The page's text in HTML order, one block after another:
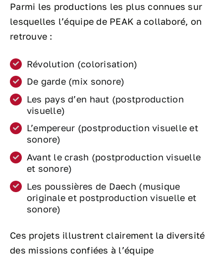
Parmi les productions les plus connues sur
lesquelles l’équipe de PEAK a collaboré, on
retrouve :
Révolution (colorisation)
De garde (mix sonore)
Les pays d’en haut (postproduction
visuelle)
L’empereur (postproduction visuelle et
sonore)
Avant le crash (postproduction visuelle
et sonore)
Les poussières de Daech (musique
originale et postproduction visuelle et
sonore)
Ces projets illustrent clairement la diversité
des missions confiées à l’équipe